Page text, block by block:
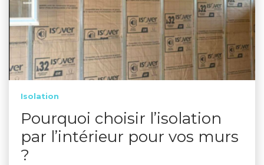
Isolation
Pourquoi choisir l’isolation
par l’intérieur pour vos murs
?